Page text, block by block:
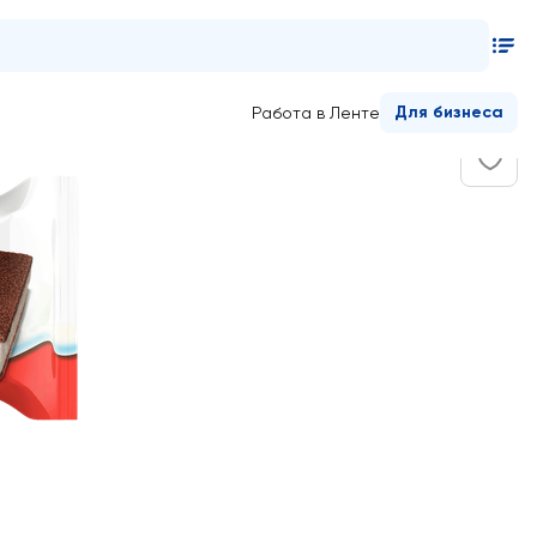
Работа в Ленте Для бизнеса